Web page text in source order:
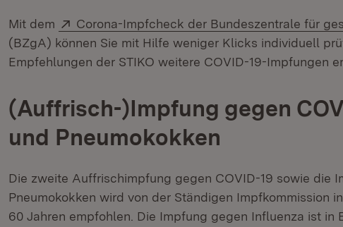
Mit dem Extern:
Corona-Impfcheck der Bundeszentrale für
(BZgA) können Sie mit Hilfe weniger Klicks individuell
Empfehlungen der STIKO weitere COVID-19-Impfungen
(Auffrisch-)Impfung gegen
und Pneumokokken
Die zweite Auffrischimpfung gegen COVID-19 sowie die
Pneumokokken wird von der Ständigen Impfkommission
60 Jahren empfohlen. Die Impfung gegen Influenza ist in